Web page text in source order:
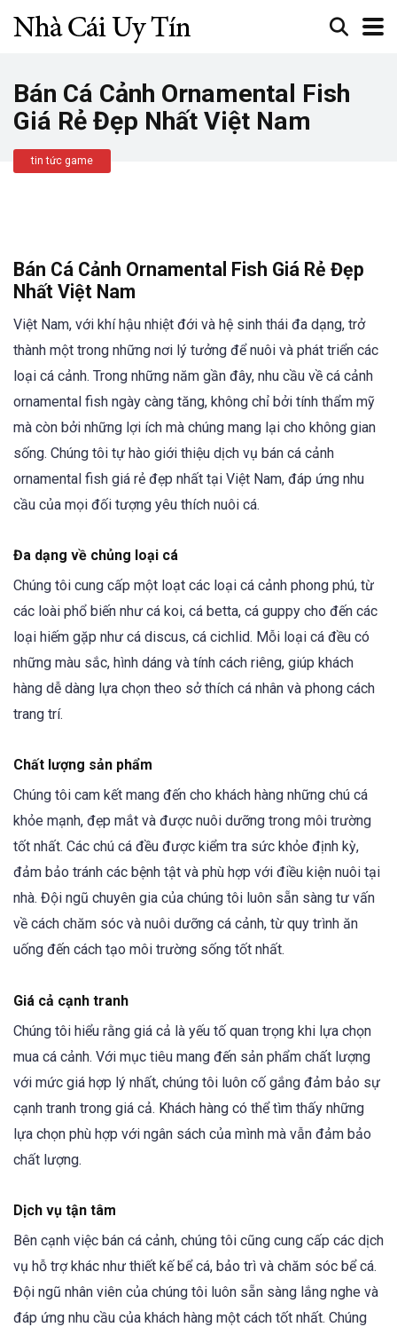
Bán Cá Cảnh Ornamental Fish
Giá Rẻ Đẹp Nhất Việt Nam
tin tức game
Bán Cá Cảnh Ornamental Fish Giá Rẻ Đẹp
Nhất Việt Nam
Việt Nam, với khí hậu nhiệt đới và hệ sinh thái đa dạng, trở
thành một trong những nơi lý tưởng để nuôi và phát triển các
loại cá cảnh. Trong những năm gần đây, nhu cầu về cá cảnh
ornamental fish ngày càng tăng, không chỉ bởi tính thẩm mỹ
mà còn bởi những lợi ích mà chúng mang lại cho không gian
sống. Chúng tôi tự hào giới thiệu dịch vụ bán cá cảnh
ornamental fish giá rẻ đẹp nhất tại Việt Nam, đáp ứng nhu
cầu của mọi đối tượng yêu thích nuôi cá.
Đa dạng về chủng loại cá
Chúng tôi cung cấp một loạt các loại cá cảnh phong phú, từ
các loài phổ biến như cá koi, cá betta, cá guppy cho đến các
loại hiếm gặp như cá discus, cá cichlid. Mỗi loại cá đều có
những màu sắc, hình dáng và tính cách riêng, giúp khách
hàng dễ dàng lựa chọn theo sở thích cá nhân và phong cách
trang trí.
Chất lượng sản phẩm
Chúng tôi cam kết mang đến cho khách hàng những chú cá
khỏe mạnh, đẹp mắt và được nuôi dưỡng trong môi trường
tốt nhất. Các chú cá đều được kiểm tra sức khỏe định kỳ,
đảm bảo tránh các bệnh tật và phù hợp với điều kiện nuôi tại
nhà. Đội ngũ chuyên gia của chúng tôi luôn sẵn sàng tư vấn
về cách chăm sóc và nuôi dưỡng cá cảnh, từ quy trình ăn
uống đến cách tạo môi trường sống tốt nhất.
Giá cả cạnh tranh
Chúng tôi hiểu rằng giá cả là yếu tố quan trọng khi lựa chọn
mua cá cảnh. Với mục tiêu mang đến sản phẩm chất lượng
với mức giá hợp lý nhất, chúng tôi luôn cố gắng đảm bảo sự
cạnh tranh trong giá cả. Khách hàng có thể tìm thấy những
lựa chọn phù hợp với ngân sách của mình mà vẫn đảm bảo
chất lượng.
Dịch vụ tận tâm
Bên cạnh việc bán cá cảnh, chúng tôi cũng cung cấp các dịch
vụ hỗ trợ khác như thiết kế bể cá, bảo trì và chăm sóc bể cá.
Đội ngũ nhân viên của chúng tôi luôn sẵn sàng lắng nghe và
đáp ứng nhu cầu của khách hàng một cách tốt nhất. Chúng